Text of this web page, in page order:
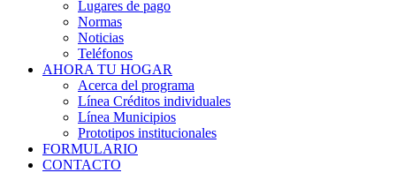
Lugares de pago
Normas
Noticias
Teléfonos
AHORA TU HOGAR
Acerca del programa
Línea Créditos individuales
Línea Municipios
Prototipos institucionales
FORMULARIO
CONTACTO